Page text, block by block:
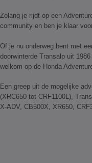
Zolang je rijdt op een
community en ben je klaar
​Of je nu onderweg bent met
doorwinterde Transalp uit
welkom op de Honda
​Een greep uit de mogelijke
(XRC650 tot CRF1100L),
X-ADV, CB500X, XR650,